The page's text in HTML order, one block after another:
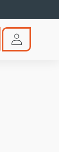
Iniciar
sesión